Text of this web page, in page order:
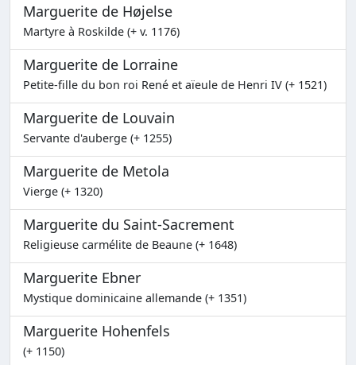
Marguerite de Højelse
Martyre à Roskilde (+ v. 1176)
Marguerite de Lorraine
Petite-fille du bon roi René et aïeule de Henri IV (+ 1521)
Marguerite de Louvain
Servante d'auberge (+ 1255)
Marguerite de Metola
Vierge (+ 1320)
Marguerite du Saint-Sacrement
Religieuse carmélite de Beaune (+ 1648)
Marguerite Ebner
Mystique dominicaine allemande (+ 1351)
Marguerite Hohenfels
(+ 1150)